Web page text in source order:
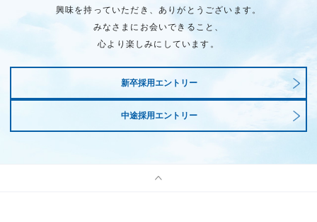
興味を持っていただき、ありがとうございます。
みなさまにお会いできること、
心より楽しみにしています。
新卒採用エントリー
中途採用エントリー